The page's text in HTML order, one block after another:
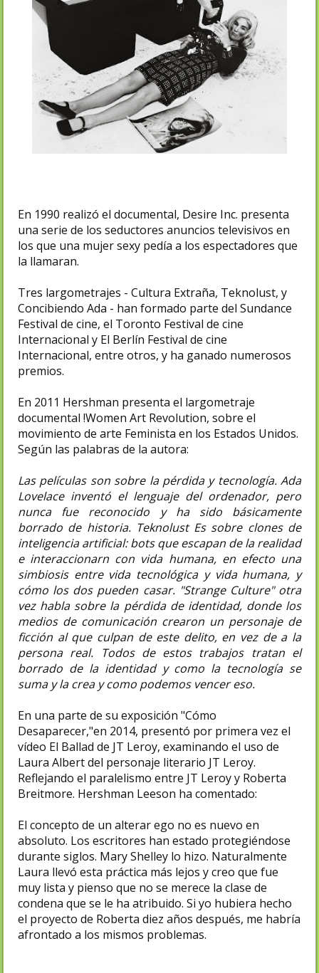
En 1990 realizó el documental, Desire Inc. presenta
una serie de los seductores anuncios televisivos en
los que una mujer sexy pedía a los espectadores que
la llamaran.
Tres largometrajes - Cultura Extraña, Teknolust, y
Concibiendo Ada - han formado parte del Sundance
Festival de cine, el Toronto Festival de cine
Internacional y El Berlín Festival de cine
Internacional, entre otros, y ha ganado numerosos
premios.
En 2011 Hershman presenta el largometraje
documental !Women Art Revolution, sobre el
movimiento de arte Feminista en los Estados Unidos.
Según las palabras de la autora:
Las películas son sobre la pérdida y tecnología. Ada
Lovelace inventó el lenguaje del ordenador, pero
nunca fue reconocido y ha sido básicamente
borrado de historia. Teknolust Es sobre clones de
inteligencia artificial: bots que escapan de la realidad
e interaccionarn con vida humana, en efecto una
simbiosis entre vida tecnológica y vida humana, y
cómo los dos pueden casar. "Strange Culture" otra
vez habla sobre la pérdida de identidad, donde los
medios de comunicación crearon un personaje de
ficción al que culpan de este delito, en vez de a la
persona real. Todos de estos trabajos tratan el
borrado de la identidad y como la tecnología se
suma y la crea y como podemos vencer eso.
En una parte de su exposición "Cómo
Desaparecer,"en 2014, presentó por primera vez el
vídeo El Ballad de JT Leroy, examinando el uso de
Laura Albert del personaje literario JT Leroy.
Reflejando el paralelismo entre JT Leroy y Roberta
Breitmore. Hershman Leeson ha comentado:
El concepto de un alterar ego no es nuevo en
absoluto. Los escritores han estado protegiéndose
durante siglos. Mary Shelley lo hizo. Naturalmente
Laura llevó esta práctica más lejos y creo que fue
muy lista y pienso que no se merece la clase de
condena que se le ha atribuido. Si yo hubiera hecho
el proyecto de Roberta diez años después, me habría
afrontado a los mismos problemas.